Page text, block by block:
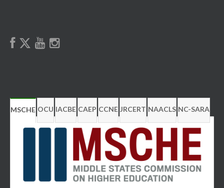
MSCHE OCU IACBE CAEP CCNE JRCERT NAACLS NC-SARA